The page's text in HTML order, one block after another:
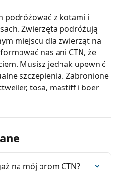
podróżować z kotami i
Zwierzęta podróżują
miejscu dla zwierząt na
nas ani CTN, że
Musisz jednak upewnić
szczepienia. Zabronione
tosa, mastiff i boer
na mój prom CTN?